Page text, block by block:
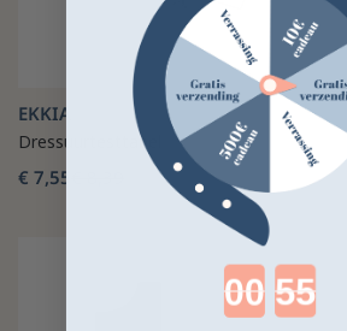
EKKIA
Dressuurtesttabel
€ 7,55
-10%